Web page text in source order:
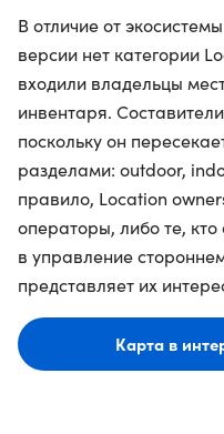
В отличие от
версии нет категории
входили владельцы
инвентаря.
поскольку он
разделами: outdoor,
правило, Location
операторы, либо те,
в управление
представляет их
Карта в